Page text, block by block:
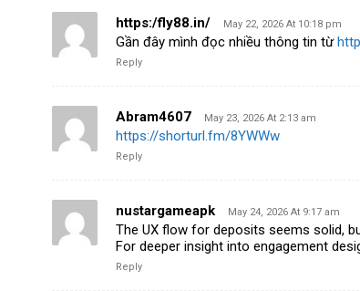
https:/fly88.in/ May 22, 2026 At 10:18 pm
Gần đây mình đọc nhiều thông tin từ
Reply
Abram4607 May 23, 2026 At 2:13 am
https://shorturl.fm/8YWWw
Reply
nustargameapk May 24, 2026 At 9:17 am
The UX flow for deposits seems solid,
For deeper insight into engagement
Reply